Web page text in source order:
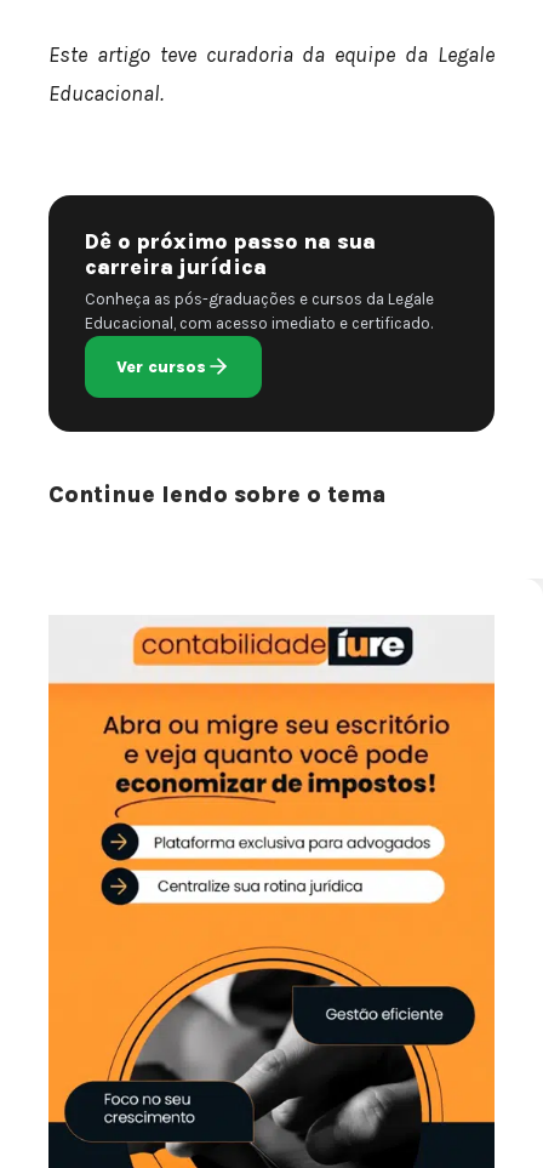
Este artigo teve curadoria da equipe da Legale
Educacional.
Dê o próximo passo na sua
carreira jurídica
Conheça as pós-graduações e cursos da Legale
Educacional, com acesso imediato e certificado.
Ver cursos
Continue lendo sobre o tema